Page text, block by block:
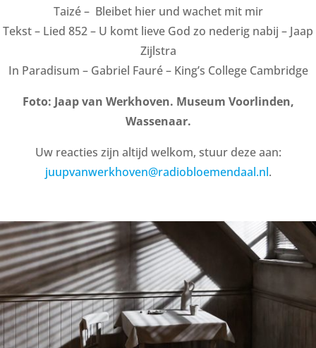
Taizé – Bleibet hier und wachet mit mir
Tekst – Lied 852 – U komt lieve God zo nederig nabij – Jaap
Zijlstra
In Paradisum – Gabriel Fauré – King’s College Cambridge
Foto: Jaap van Werkhoven. Museum Voorlinden,
Wassenaar.
Uw reacties zijn altijd welkom, stuur deze aan:
juupvanwerkhoven@radiobloemendaal.nl.